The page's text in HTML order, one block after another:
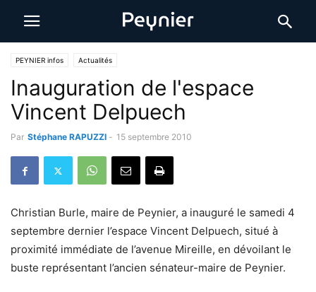
PEYNIER infos Actualités
Inauguration de l'espace
Vincent Delpuech
Par Stéphane RAPUZZI - 15 septembre 2010
Christian Burle, maire de Peynier, a inauguré le samedi 4
septembre dernier l’espace Vincent Delpuech, situé à
proximité immédiate de l’avenue Mireille, en dévoilant le
buste représentant l’ancien sénateur-maire de Peynier.